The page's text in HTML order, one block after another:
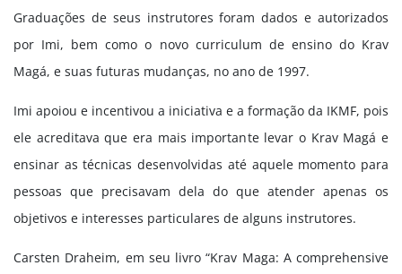
Graduações de seus instrutores foram dados e autorizados
por Imi, bem como o novo curriculum de ensino do Krav
Magá, e suas futuras mudanças, no ano de 1997.
Imi apoiou e incentivou a iniciativa e a formação da IKMF, pois
ele acreditava que era mais importante levar o Krav Magá e
ensinar as técnicas desenvolvidas até aquele momento para
pessoas que precisavam dela do que atender apenas os
objetivos e interesses particulares de alguns instrutores.
Carsten Draheim, em seu livro “Krav Maga: A comprehensive